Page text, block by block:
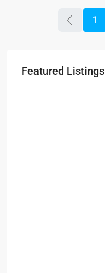
1
Featured Listings